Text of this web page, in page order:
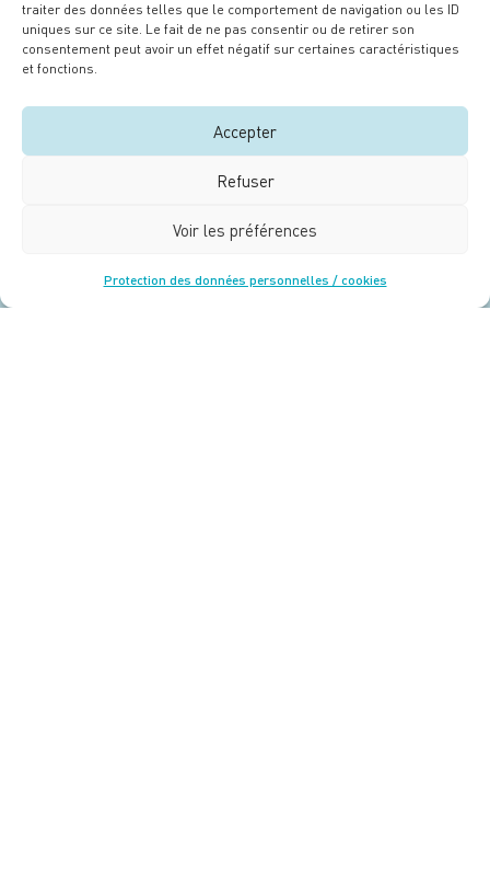
traiter des données telles que le comportement de navigation ou les ID
uniques sur ce site. Le fait de ne pas consentir ou de retirer son
consentement peut avoir un effet négatif sur certaines caractéristiques
et fonctions.
Accepter
Refuser
Voir les préférences
Protection des données personnelles / cookies
Liens utilesNewsletter